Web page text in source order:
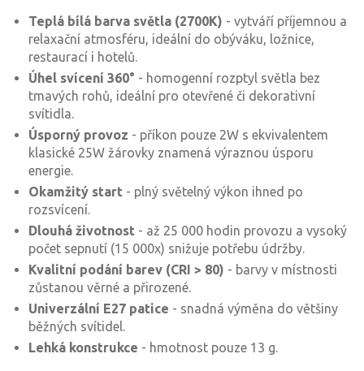
Teplá bílá barva světla (2700K) - vytváří příjemnou a
relaxační atmosféru, ideální do obýváku, ložnice,
restaurací i hotelů.
Úhel svícení 360° - homogenní rozptyl světla bez
tmavých rohů, ideální pro otevřené či dekorativní
svítidla.
Úsporný provoz - příkon pouze 2W s ekvivalentem
klasické 25W žárovky znamená výraznou úsporu
energie.
Okamžitý start - plný světelný výkon ihned po
rozsvícení.
Dlouhá životnost - až 25 000 hodin provozu a vysoký
počet sepnutí (15 000x) snižuje potřebu údržby.
Kvalitní podání barev (CRI > 80) - barvy v místnosti
zůstanou věrné a přirozené.
Univerzální E27 patice - snadná výměna do většiny
běžných svítidel.
Lehká konstrukce - hmotnost pouze 13 g.